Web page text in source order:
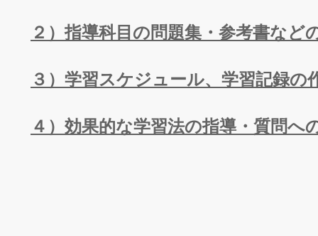
２）指導科目の問題集・参考書など
３）学習スケジュール、学習記録
４）効果的な学習法の指導・質問へ